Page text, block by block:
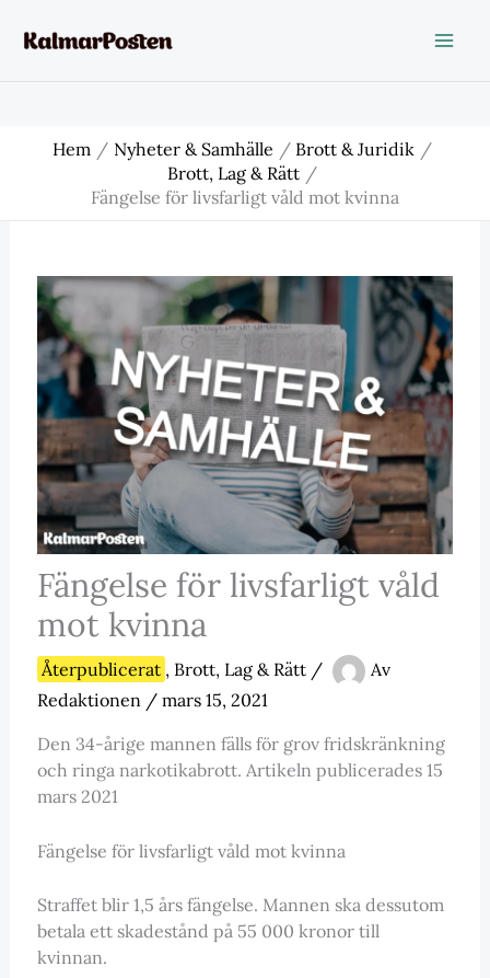
Hem Nyheter & Samhälle
Brott & Juridik
Brott, Lag & Rätt
Fängelse för livsfarligt våld mot kvinna
Fängelse för livsfarligt våld
mot kvinna
Återpublicerat , Brott, Lag & Rätt/
Av
Redaktionen / mars 15, 2021
Den 34-årige mannen fälls för grov fridskränkning
och ringa narkotikabrott. Artikeln publicerades 15
mars 2021
Fängelse för livsfarligt våld mot kvinna
Straffet blir 1,5 års fängelse. Mannen ska dessutom
betala ett skadestånd på 55 000 kronor till
kvinnan.